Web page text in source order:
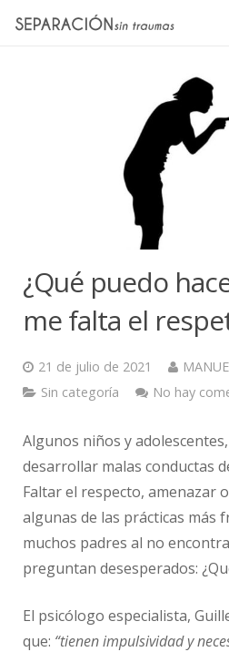
¿Qué puedo
me falta el
21 de julio de 2021
Sin categoría
No hay
Algunos niños y
desarrollar malas conductas
Faltar el respecto, amenazar
algunas de las prácticas más
muchos padres al no
preguntan desesperados:
El psicólogo especialista,
que: “tienen impulsividad y